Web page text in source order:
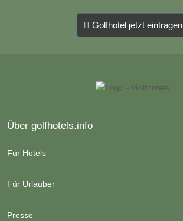
Golfhotel jetzt eintragen
Über golfhotels.info
Für Hotels
Für Urlauber
Presse